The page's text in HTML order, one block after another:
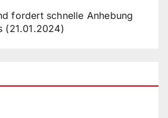
fordert schnelle Anhebung
(21.01.2024)